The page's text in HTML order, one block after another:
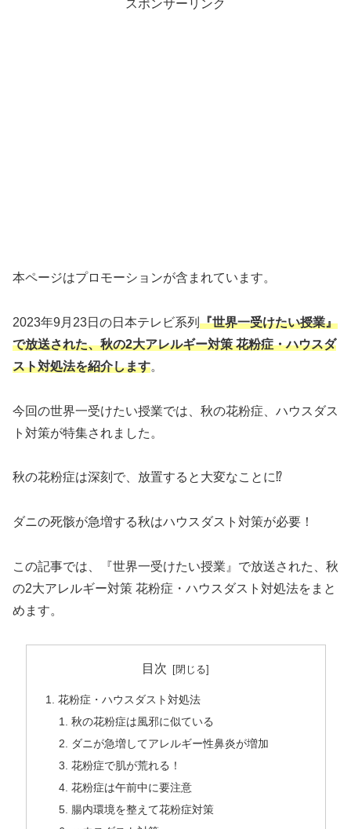
スポンサーリンク
本ページはプロモーションが含まれています。
2023年9月23日の日本テレビ系列 『世界一受けたい授業』
で放送された、秋の2大アレルギー対策 花粉症・ハウスダ
スト対処法を紹介します。
今回の世界一受けたい授業では、秋の花粉症、ハウスダス
ト対策が特集されました。
秋の花粉症は深刻で、放置すると大変なことに⁉︎
ダニの死骸が急増する秋はハウスダスト対策が必要！
この記事では、『世界一受けたい授業』で放送された、秋
の2大アレルギー対策 花粉症・ハウスダスト対処法をまと
めます。
目次
花粉症・ハウスダスト対処法
秋の花粉症は風邪に似ている
ダニが急増してアレルギー性鼻炎が増加
花粉症で肌が荒れる！
花粉症は午前中に要注意
腸内環境を整えて花粉症対策